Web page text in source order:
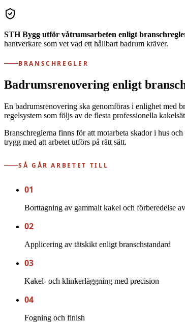
STH Bygg utför våtrumsarbeten enligt
hantverkare som vet vad ett hållbart badrum kräver.
BRANSCHREGLER
Badrumsrenovering enligt
En badrumsrenovering ska genomföras i enlighet
regelsystem som följs av de flesta professionella
Branschreglerna finns för att motarbeta skador i hus
trygg med att arbetet utförs på rätt sätt.
SÅ GÅR ARBETET TILL
01
Borttagning av gammalt kakel och förberedelse
02
Applicering av tätskikt enligt branschstandard
03
Kakel- och klinkerläggning med precision
04
Fogning och finish